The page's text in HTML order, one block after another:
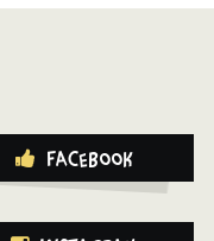
Facebook